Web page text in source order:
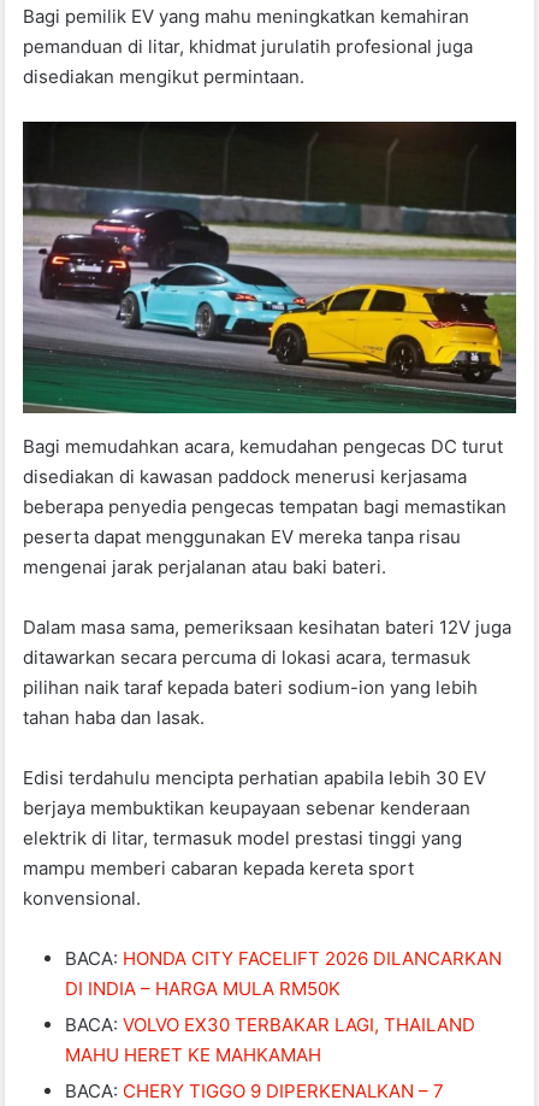
Bagi pemilik EV yang mahu meningkatkan kemahiran
pemanduan di litar, khidmat jurulatih profesional juga
disediakan mengikut permintaan.
Bagi memudahkan acara, kemudahan pengecas DC turut
disediakan di kawasan paddock menerusi kerjasama
beberapa penyedia pengecas tempatan bagi memastikan
peserta dapat menggunakan EV mereka tanpa risau
mengenai jarak perjalanan atau baki bateri.
Dalam masa sama, pemeriksaan kesihatan bateri 12V juga
ditawarkan secara percuma di lokasi acara, termasuk
pilihan naik taraf kepada bateri sodium-ion yang lebih
tahan haba dan lasak.
Edisi terdahulu mencipta perhatian apabila lebih 30 EV
berjaya membuktikan keupayaan sebenar kenderaan
elektrik di litar, termasuk model prestasi tinggi yang
mampu memberi cabaran kepada kereta sport
konvensional.
BACA: HONDA CITY FACELIFT 2026 DILANCARKAN
DI INDIA – HARGA MULA RM50K
BACA:VOLVO EX30 TERBAKAR LAGI, THAILAND
MAHU HERET KE MAHKAMAH
BACA: CHERY TIGGO 9 DIPERKENALKAN – 7